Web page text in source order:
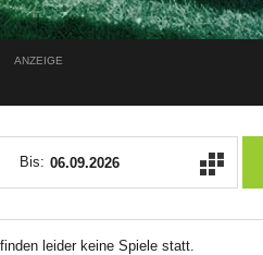
ANZEIGE
Bis:
leider keine Spiele statt.